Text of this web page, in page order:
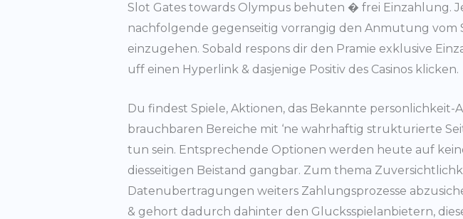
Slot Gates towards Olympus behuten � frei Einzahlung.
nachfolgende gegenseitig vorrangig den Anmutung vom
einzugehen. Sobald respons dir den Pramie exklusive
uff einen Hyperlink & dasjenige Positiv des Casinos klicken.
Du findest Spiele, Aktionen, das Bekannte
brauchbaren Bereiche mit ‘ne wahrhaftig strukturierte
tun sein. Entsprechende Optionen werden heute auf
diesseitigen Beistand gangbar. Zum thema
Datenubertragungen weiters Zahlungsprozesse
& gehort dadurch dahinter den Glucksspielanbietern,